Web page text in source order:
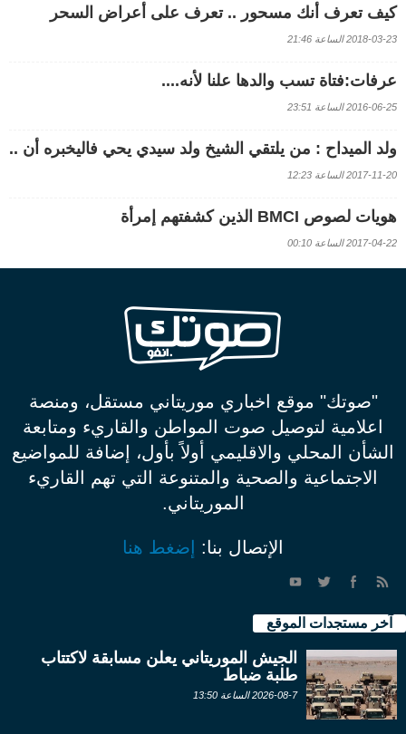
كيف تعرف أنك مسحور .. تعرف على أعراض السحر
2018-03-23 الساعة 21:46
عرفات:فتاة تسب والدها علنا لأنه....
2016-06-25 الساعة 23:51
ولد الميداح : من يلتقي الشيخ ولد سيدي يحي فاليخبره أن ..
2017-11-20 الساعة 12:23
هويات لصوص BMCI الذين كشفتهم إمرأة
2017-04-22 الساعة 00:10
"صوتك" موقع اخباري موريتاني مستقل، ومنصة
اعلامية لتوصيل صوت المواطن والقاريء ومتابعة
الشأن المحلي والاقليمي أولاً بأول، إضافة للمواضيع
الاجتماعية والصحية والمتنوعة التي تهم القاريء
الموريتاني.
الإتصال بنا: إضغط هنا
آخر مستجدات الموقع
الجيش الموريتاني يعلن مسابقة لاكتتاب
طلبة ضباط
2026-08-7 الساعة 13:50